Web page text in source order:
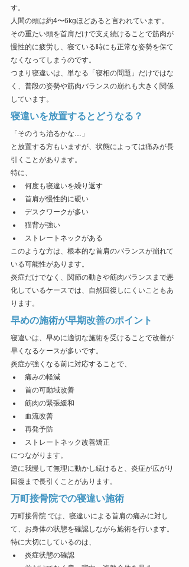
す。
人間の頭は約4〜6kgほどあると言われています。
その重たい頭を首肩だけで支え続けることで筋肉が
慢性的に疲労し、寝ている時にも正常な姿勢を保て
なくなってしまうのです。
つまり寝違いは、単なる「寝相の問題」だけではな
く、普段の姿勢や筋肉バランスの崩れも大きく関係
しています。
寝違いを放置するとどうなる？
「そのうち治るかな…」
と放置する方もいますが、状態によっては痛みが長
引くことがあります。
特に、
何度も寝違いを繰り返す
首肩が慢性的に硬い
デスクワークが多い
猫背が強い
ストレートネックがある
このような方は、根本的な首肩のバランスが崩れて
いる可能性があります。
炎症だけでなく、関節の動きや筋肉バランスまで悪
化しているケースでは、自然回復しにくいこともあ
ります。
早めの施術が早期改善のポイント
寝違いは、早めに適切な施術を受けることで改善が
早くなるケースが多いです。
炎症が強くなる前に対応することで、
痛みの軽減
首の可動域改善
筋肉の緊張緩和
血流改善
再発予防
ストレートネック改善矯正
につながります。
逆に我慢して無理に動かし続けると、炎症が広がり
回復まで長引くことがあります。
万町接骨院での寝違い施術
万町接骨院 では、寝違いによる首肩の痛みに対し
て、お身体の状態を確認しながら施術を行います。
特に大切にしているのは、
炎症状態の確認